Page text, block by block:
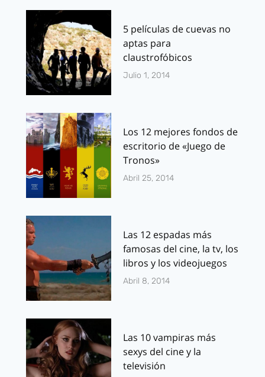
5 películas de cuevas no
aptas para
claustrofóbicos
Julio 1, 2014
Los 12 mejores fondos de
escritorio de «Juego de
Tronos»
Abril 25, 2014
Las 12 espadas más
famosas del cine, la tv, los
libros y los videojuegos
Abril 8, 2014
Las 10 vampiras más
sexys del cine y la
televisión